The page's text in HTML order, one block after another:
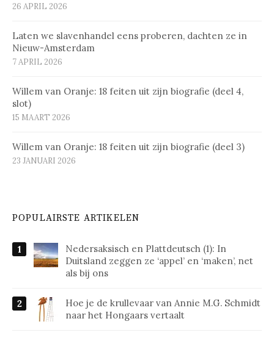
26 APRIL 2026
Laten we slavenhandel eens proberen, dachten ze in
Nieuw-Amsterdam
7 APRIL 2026
Willem van Oranje: 18 feiten uit zijn biografie (deel 4,
slot)
15 MAART 2026
Willem van Oranje: 18 feiten uit zijn biografie (deel 3)
23 JANUARI 2026
POPULAIRSTE ARTIKELEN
Nedersaksisch en Plattdeutsch (1): In
Duitsland zeggen ze ‘appel’ en ‘maken’, net
als bij ons
Hoe je de krullevaar van Annie M.G. Schmidt
naar het Hongaars vertaalt